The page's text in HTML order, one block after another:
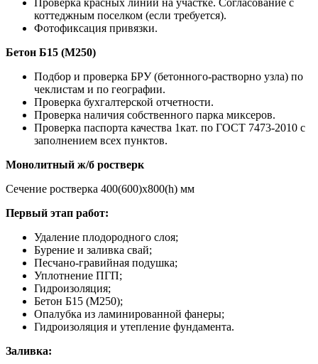
Проверка красных линий на участке. Согласование с
коттеджным поселком (если требуется).
Фотофиксация привязки.
Бетон Б15 (М250)
Подбор и проверка БРУ (бетонного-растворно узла) по
чеклистам и по географии.
Проверка бухгалтерской отчетности.
Проверка наличия собственного парка миксеров.
Проверка паспорта качества 1кат. по ГОСТ 7473-2010 с
заполнением всех пунктов.
Монолитный ж/б ростверк
Сечение ростверка 400(600)х800(h) мм
Первый этап работ:
Удаление плодородного слоя;
Бурение и заливка свай;
Песчано-гравийная подушка;
Уплотнение ПГП;
Гидроизоляция;
Бетон Б15 (М250);
Опалубка из ламинированной фанеры;
Гидроизоляция и утепление фундамента.
Заливка: